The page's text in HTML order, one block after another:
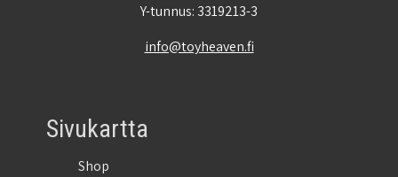
Y-tunnus: 3319213-3
info@toyheaven.fi
Sivukartta
Shop